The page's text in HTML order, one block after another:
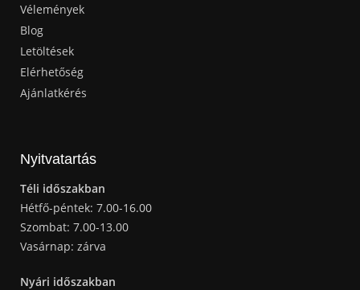
Vélemények
Blog
Letöltések
Elérhetőség
Ajánlatkérés
Nyitvatartás
Téli időszakban
Hétfő-péntek: 7.00-16.00
Szombat: 7.00-13.00
Vasárnap: zárva
Nyári időszakban